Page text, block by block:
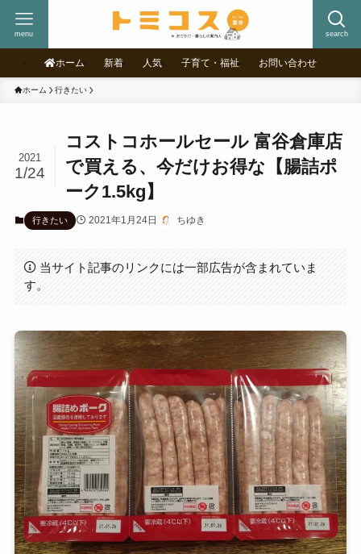
search
menu
ホーム 新着 人気 子育て・福祉 お問い合わせ
ホーム 行きたい
コストコホールセール 富谷倉庫店
で買える、今だけお得な【腸詰ポ
ーク1.5kg】
2021
1/24
行きたい 2021年1月24日 ちゆき
当サイト記事のリンクには一部広告が含まれていま
す。